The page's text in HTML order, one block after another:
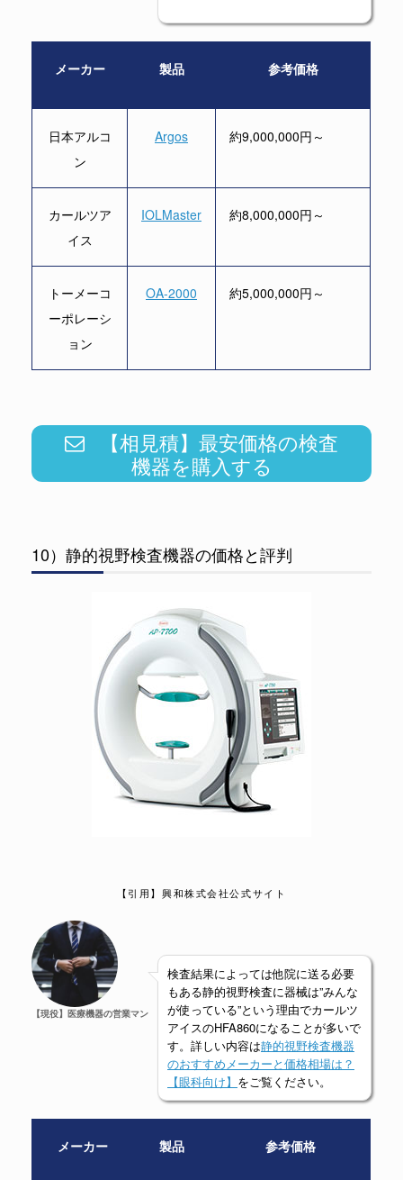
メーカー 製品 参考価格
日本アルコ
ン
Argos 約9,000,000円～
カールツア
イス
IOLMaster 約8,000,000円～
トーメーコ
ーポレーシ
ョン
OA-2000 約5,000,000円～
【相見積】最安価格の検査
機器を購入する
10）静的視野検査機器の価格と評判
【引用】興和株式会社公式サイト
【現役】医療機器の営業マン
検査結果によっては他院に送る必要
もある静的視野検査に器械は”みんな
が使っている”という理由でカールツ
アイスのHFA860になることが多いで
す。詳しい内容は静的視野検査機器
のおすすめメーカーと価格相場は？
【眼科向け】 をご覧ください。
メーカー 製品 参考価格